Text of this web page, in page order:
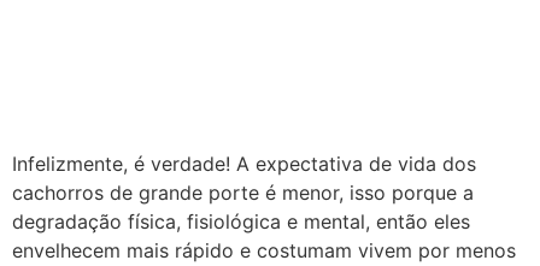
Infelizmente, é verdade! A expectativa de vida dos
cachorros de grande porte é menor, isso porque a
degradação física, fisiológica e mental, então eles
envelhecem mais rápido e costumam vivem por menos